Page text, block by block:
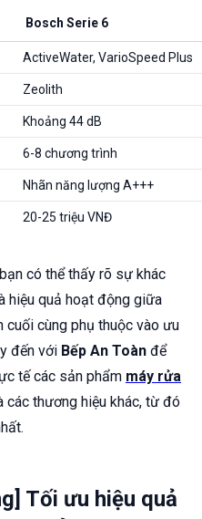
Bosch Serie 6
ActiveWater, VarioSpeed Plus
Zeolith
Khoảng 44 dB
6-8 chương trình
Nhãn năng lượng A+++
20-25 triệu VNĐ
có thể thấy rõ sự khác
hiệu quả hoạt động giữa
cuối cùng phụ thuộc vào ưu
đến với Bếp An Toàn để
tế các sản phẩm máy rửa
các thương hiệu khác, từ đó
Tối ưu hiệu quả